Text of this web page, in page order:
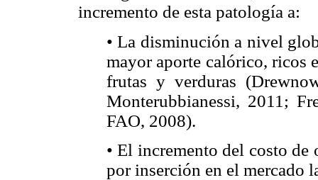
incremento de esta patología a:
• La disminución a nivel
mayor aporte calórico, ricos
frutas y verduras
Monterubbianessi, 2011;
FAO, 2008).
• El incremento del costo
por inserción en el mercado